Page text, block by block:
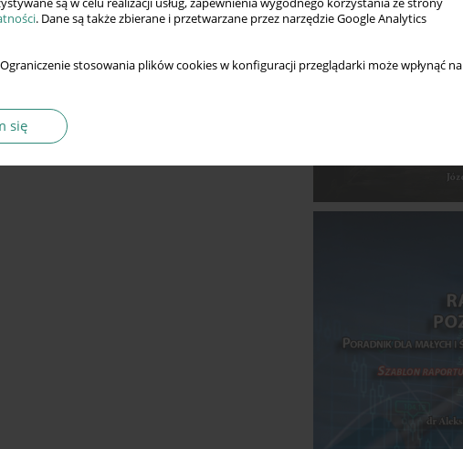
są w celu realizacji usług, zapewnienia wygodnego korzystania ze strony
. Dane są także zbierane i przetwarzane przez narzędzie Google Analytics
stosowania plików cookies w konfiguracji przeglądarki może wpłynąć na
się